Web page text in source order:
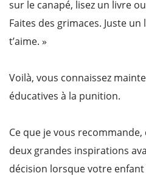
sur le canapé, lisez un livre
Faites des grimaces. Juste
t’aime. »
Voilà, vous connaissez
éducatives à la punition.
Ce que je vous
deux grandes inspirations
décision lorsque votre